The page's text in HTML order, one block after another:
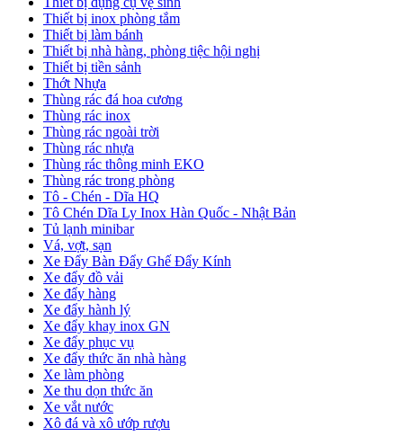
Thiết bị inox phòng tắm
Thiết bị làm bánh
Thiết bị nhà hàng, phòng tiệc hội nghị
Thiết bị tiền sảnh
Thớt Nhựa
Thùng rác đá hoa cương
Thùng rác inox
Thùng rác ngoài trời
Thùng rác nhựa
Thùng rác thông minh EKO
Thùng rác trong phòng
Tô - Chén - Dĩa HQ
Tô Chén Dĩa Ly Inox Hàn Quốc - Nhật Bản
Tủ lạnh minibar
Vá, vợt, sạn
Xe Đẩy Bàn Đẩy Ghế Đẩy Kính
Xe đẩy đồ vải
Xe đẩy hàng
Xe đẩy hành lý
Xe đẩy khay inox GN
Xe đẩy phục vụ
Xe đẩy thức ăn nhà hàng
Xe làm phòng
Xe thu dọn thức ăn
Xe vắt nước
Xô đá và xô ướp rượu